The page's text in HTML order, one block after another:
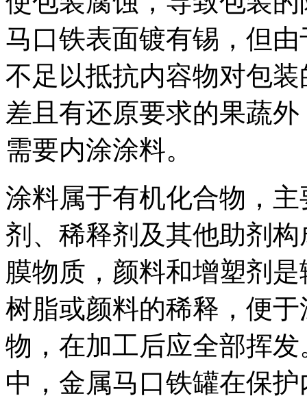
马口铁表面镀有锡，但
不足以抵抗内容物对包
差且有还原要求的果蔬
需要内涂涂料。
涂料属于有机化合物，
剂、稀释剂及其他助剂
膜物质，颜料和增塑剂
树脂或颜料的稀释，便
物，在加工后应全部挥
中，金属马口铁罐在保